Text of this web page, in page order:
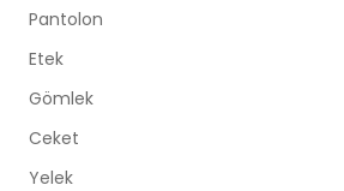
Pantolon
Etek
Gömlek
Ceket
Yelek